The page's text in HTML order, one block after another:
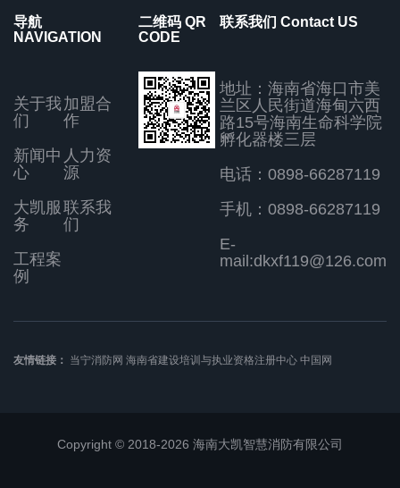
导航
NAVIGATION
关于我
们
加盟合
作
新闻中
心
人力资
源
大凯服
务
联系我
们
工程案
例
二维码 QR
CODE
联系我们 Contact US
地址：海南省海口市美
兰区人民街道海甸六西
路15号海南生命科学院
孵化器楼三层
电话：0898-66287119
手机：0898-66287119
E-
mail:dkxf119@126.com
友情链接： 当宁消防网 海南省建设培训与执业资格注册中心 中国网
Copyright © 2018-2026 海南大凯智慧消防有限公司